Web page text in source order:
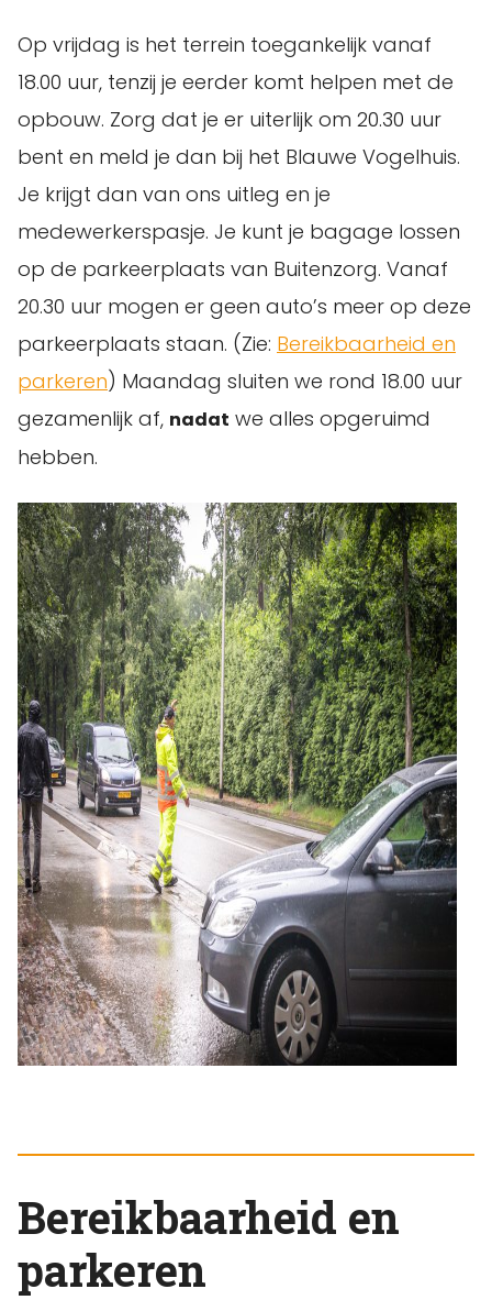
Op vrijdag is het terrein toegankelijk vanaf
18.00 uur, tenzij je eerder komt helpen met de
opbouw. Zorg dat je er uiterlijk om 20.30 uur
bent en meld je dan bij het Blauwe Vogelhuis.
Je krijgt dan van ons uitleg en je
medewerkerspasje. Je kunt je bagage lossen
op de parkeerplaats van Buitenzorg. Vanaf
20.30 uur mogen er geen auto’s meer op deze
parkeerplaats staan. (Zie: Bereikbaarheid en
parkeren) Maandag sluiten we rond 18.00 uur
gezamenlijk af, nadat we alles opgeruimd
hebben.
Bereikbaarheid en
parkeren